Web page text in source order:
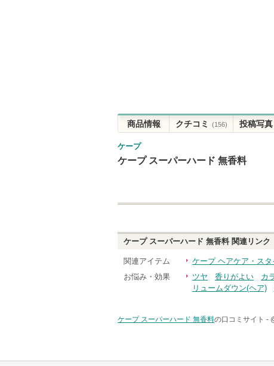
商品情報 クチコミ (156) 投稿写
ケープ
ケープ スーパーハード 無香料
ケープ スーパーハード 無香料関連リンク
関連アイテム ケープ ヘアケア・ス
お悩み・効果
ツヤ 香りがよい カ
リュームダウン(ヘア)
ケープ スーパーハード 無香料の口コミサイト -